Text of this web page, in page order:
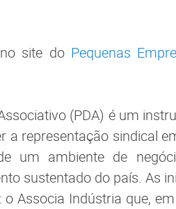
site do Pequenas
(PDA) é um
a representação sindical
um ambiente de
sustentado do país. As
Associa Indústria que,